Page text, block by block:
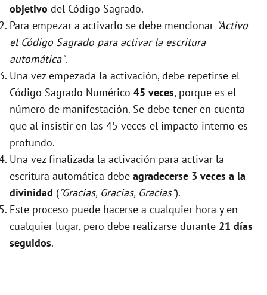
objetivo del Código Sagrado.
Para empezar a activarlo se debe mencionar "Activo
el Código Sagrado para activar la escritura
automática".
Una vez empezada la activación, debe repetirse el
Código Sagrado Numérico 45 veces, porque es el
número de manifestación. Se debe tener en cuenta
que al insistir en las 45 veces el impacto interno es
profundo.
Una vez finalizada la activación para activar la
escritura automática debe agradecerse 3 veces a la
divinidad ("Gracias, Gracias, Gracias").
Este proceso puede hacerse a cualquier hora y en
cualquier lugar, pero debe realizarse durante 21 días
seguidos.